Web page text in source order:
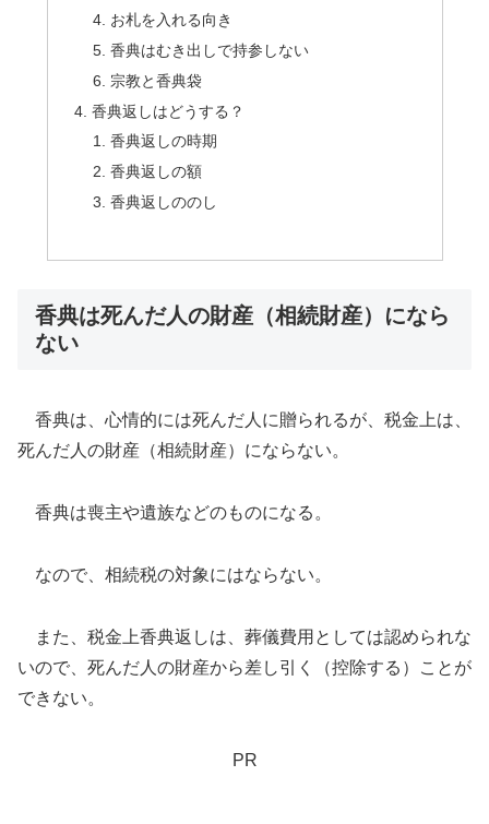
お札を入れる向き
香典はむき出しで持参しない
宗教と香典袋
香典返しはどうする？
香典返しの時期
香典返しの額
香典返しののし
香典は死んだ人の財産（相続財産）になら
ない
香典は、心情的には死んだ人に贈られるが、税金上は、
死んだ人の財産（相続財産）にならない。
香典は喪主や遺族などのものになる。
なので、相続税の対象にはならない。
また、税金上香典返しは、葬儀費用としては認められな
いので、死んだ人の財産から差し引く（控除する）ことが
できない。
PR